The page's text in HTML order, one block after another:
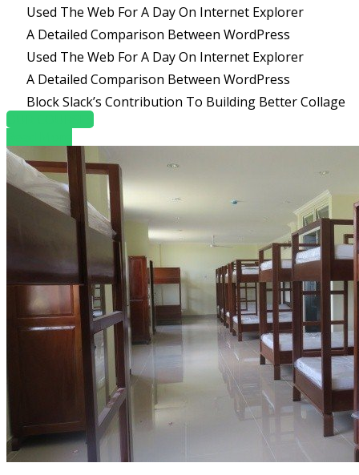
Used The Web For A Day On Internet Explorer
A Detailed Comparison Between WordPress
Used The Web For A Day On Internet Explorer
A Detailed Comparison Between WordPress
Block Slack’s Contribution To Building Better Collage
OUR COURSES